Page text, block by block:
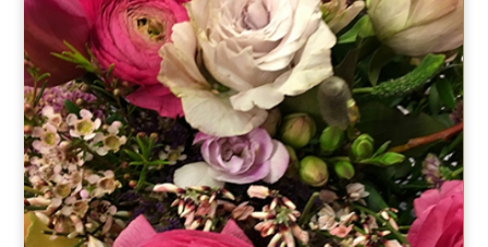
HOCHZEIT